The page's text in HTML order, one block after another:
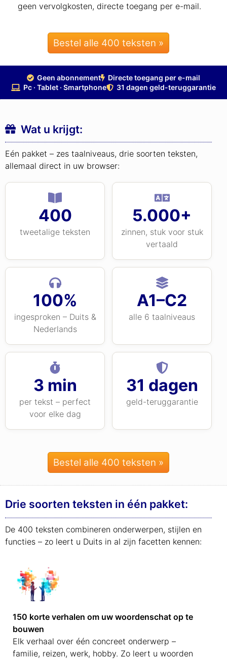
geen vervolgkosten, directe toegang per e-mail.
Bestel alle 400 teksten »
Geen abonnement
Directe toegang per e-mail
Pc · Tablet · Smartphone
31 dagen geld-teruggarantie
Wat u krijgt:
Eén pakket – zes taalniveaus, drie soorten teksten,
allemaal direct in uw browser:
400
tweetalige teksten
5.000+
zinnen, stuk voor stuk
vertaald
100%
ingesproken – Duits &
Nederlands
A1–C2
alle 6 taalniveaus
3 min
per tekst – perfect
voor elke dag
31 dagen
geld-teruggarantie
Bestel alle 400 teksten »
Drie soorten teksten in één pakket:
De 400 teksten combineren onderwerpen, stijlen en
functies – zo leert u Duits in al zijn facetten kennen:
150 korte verhalen om uw woordenschat op te
bouwen
Elk verhaal over één concreet onderwerp –
familie, reizen, werk, hobby. Zo leert u woorden